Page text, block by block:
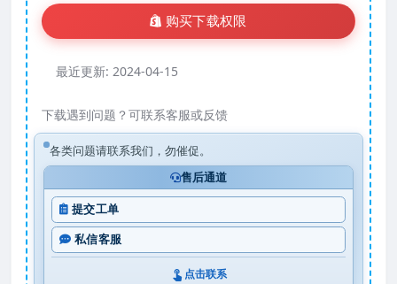
购买下载权限
最近更新: 2024-04-15
下载遇到问题？可联系客服或反馈
各类问题请联系我们，勿催促。
售后通道
提交工单
私信客服
点击联系